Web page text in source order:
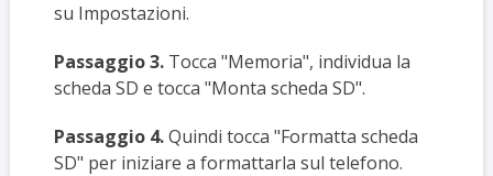
su Impostazioni.
Passaggio 3.Tocca "Memoria", individua la
scheda SD e tocca "Monta scheda SD".
Passaggio 4.Quindi tocca "Formatta scheda
SD" per iniziare a formattarla sul telefono.